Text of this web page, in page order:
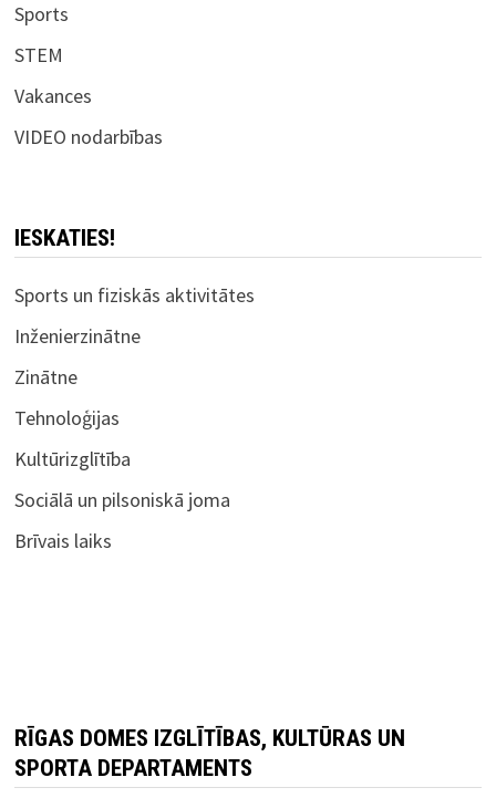
Sports
STEM
Vakances
VIDEO nodarbības
IESKATIES!
Sports un fiziskās aktivitātes
Inženierzinātne
Zinātne
Tehnoloģijas
Kultūrizglītība
Sociālā un pilsoniskā joma
Brīvais laiks
RĪGAS DOMES IZGLĪTĪBAS, KULTŪRAS UN
SPORTA DEPARTAMENTS